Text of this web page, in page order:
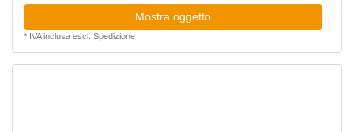
Mostra oggetto
* IVA inclusaescl. Spedizione